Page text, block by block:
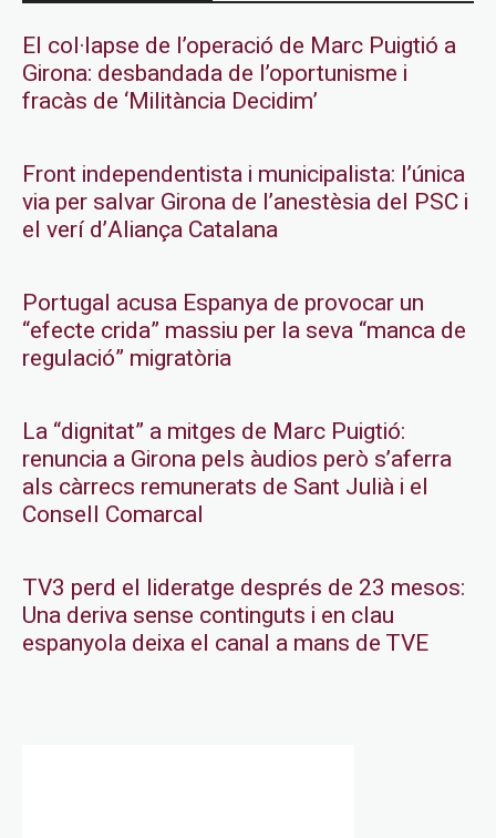
El col·lapse de l’operació de Marc Puigtió a
Girona: desbandada de l’oportunisme i
fracàs de ‘Militància Decidim’
Front independentista i municipalista: l’única
via per salvar Girona de l’anestèsia del PSC i
el verí d’Aliança Catalana
Portugal acusa Espanya de provocar un
“efecte crida” massiu per la seva “manca de
regulació” migratòria
La “dignitat” a mitges de Marc Puigtió:
renuncia a Girona pels àudios però s’aferra
als càrrecs remunerats de Sant Julià i el
Consell Comarcal
TV3 perd el lideratge després de 23 mesos:
Una deriva sense continguts i en clau
espanyola deixa el canal a mans de TVE